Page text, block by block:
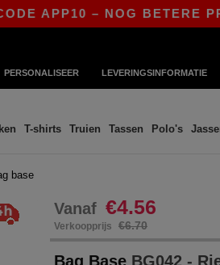
– NOG BETERE PRIJZEN
PERSONALISEER LEVERINGSINFORMATIE
T-shirts Truien Tassen Polo's
base
Vanaf €4.56
Verkoopprijs €6.70
Bag Base BG042 -